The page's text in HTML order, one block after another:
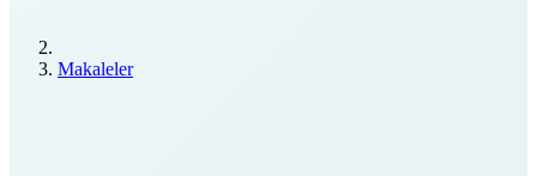
Makaleler